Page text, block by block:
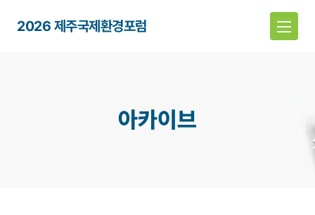
2026 제주국제환경포럼
아카이브